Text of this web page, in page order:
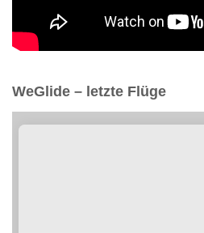
WeGlide – letzte Flüge